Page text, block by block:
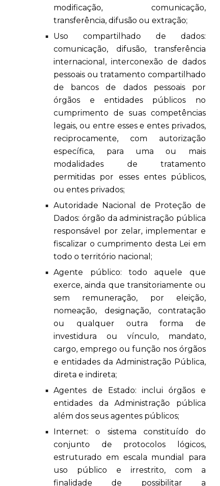
modificação, comunicação,
transferência, difusão ou extração;
Uso compartilhado de dados:
comunicação, difusão, transferência
internacional, interconexão de dados
pessoais ou tratamento compartilhado
de bancos de dados pessoais por
órgãos e entidades públicos no
cumprimento de suas competências
legais, ou entre esses e entes privados,
reciprocamente, com autorização
específica, para uma ou mais
modalidades de tratamento
permitidas por esses entes públicos,
ou entes privados;
Autoridade Nacional de Proteção de
Dados: órgão da administração pública
responsável por zelar, implementar e
fiscalizar o cumprimento desta Lei em
todo o território nacional;
Agente público: todo aquele que
exerce, ainda que transitoriamente ou
sem remuneração, por eleição,
nomeação, designação, contratação
ou qualquer outra forma de
investidura ou vínculo, mandato,
cargo, emprego ou função nos órgãos
e entidades da Administração Pública,
direta e indireta;
Agentes de Estado: inclui órgãos e
entidades da Administração pública
além dos seus agentes públicos;
Internet: o sistema constituído do
conjunto de protocolos lógicos,
estruturado em escala mundial para
uso público e irrestrito, com a
finalidade de possibilitar a